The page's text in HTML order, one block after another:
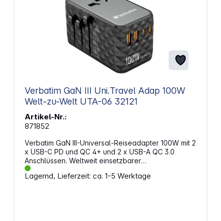
iPhone, iPad oder iPod Touch mit iOS 10.3 oder
neuer benötigt Konzipiert für europäische
Steckdosen und Stecker
Kabel des Überspannungsschutzes regelmäßig auf
Abnutzungsspuren oder Anzeichen von
Überhitzung. Ersetzen Sie einen
Überspannungsschutz am Ende seiner
Nutzungsdauer durch einen neuen.
Verbatim GaN III Uni.Travel Adap 100W
Welt-zu-Welt UTA-06 32121
Artikel-Nr.:
871852
Verbatim GaN III-Universal-Reiseadapter 100W mit 2
x USB-C PD und QC 4+ und 2 x USB-A QC 3.0
Anschlüssen. Weltweit einsetzbarer
ReiseadapterDer Verbatim GaN III-Universal-
Reiseadapter kann in über 180 Ländern verwendet
Lagernd, Lieferzeit: ca. 1-5 Werktage